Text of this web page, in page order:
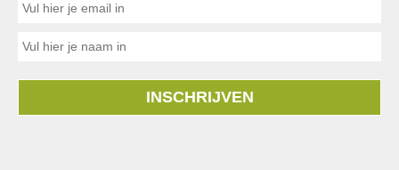
INSCHRIJVEN